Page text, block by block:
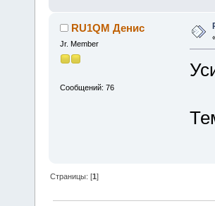
RU1QM Денис
Jr. Member
Сообщений: 76
Страницы: [1]